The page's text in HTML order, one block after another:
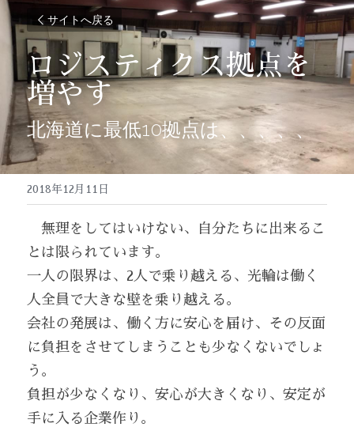
サイトへ戻る
ロジスティクス拠点を
増やす
北海道に最低10拠点は、、、、、
2018年12月11日
無理をしてはいけない、自分たちに出来るこ
とは限られています。
一人の限界は、2人で乗り越える、光輪は働く
人全員で大きな壁を乗り越える。
会社の発展は、働く方に安心を届け、その反面
に負担をさせてしまうことも少なくないでしょ
う。
負担が少なくなり、安心が大きくなり、安定が
手に入る企業作り。